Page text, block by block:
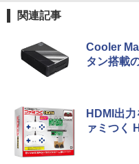
BUGS
コカ・
￥2,009
スーパ
関連記事
Cooler
タン搭載
HDMI出
ァミつく